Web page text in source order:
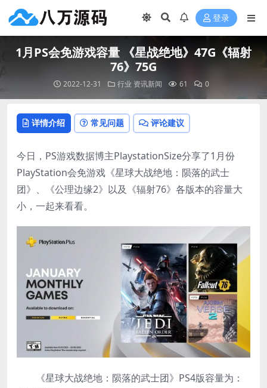
登录
1月PS会免游戏容量 《星战绝地》47G《辐射
76》75G
2022-12-31 行业 资讯新闻 61 0
详情介绍 常见问题 评论建议
今日，PS游戏数据博主PlaystationSize分享了1月份
PlayStation会免游戏《星球大战绝地：陨落的武士
团》、《公理边缘2》以及《辐射76》各版本的容量大
小，一起来看看。
《星球大战绝地：陨落的武士团》PS4版容量为：